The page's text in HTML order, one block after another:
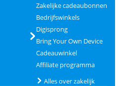
Zakelijke cadeaubonnen
Bedrijfswinkels
Digisprong
Bring Your Own Device
Cadeauwinkel
Affiliate programma
Alles over zakelijk